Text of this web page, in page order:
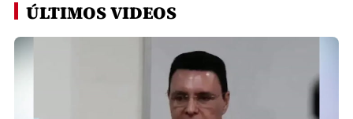
ÚLTIMOS VIDEOS